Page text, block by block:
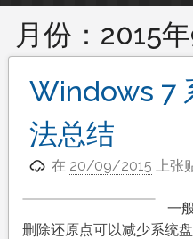
月份： 2015
Windows 7
法总结
在 20/09/2015 上张
一
删除还原点可以减少系统